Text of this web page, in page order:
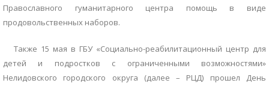
Православного гуманитарного центра помощь в виде
продовольственных наборов.
Также 15 мая в ГБУ «Социально-реабилитационный центр для
детей и подростков с ограниченными возможностями»
Нелидовского городского округа (далее – РЦД) прошел День